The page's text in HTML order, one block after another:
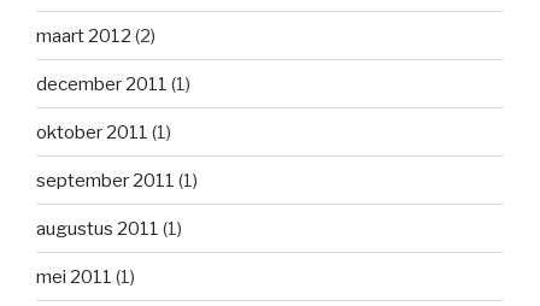
maart 2012 (2)
december 2011 (1)
oktober 2011 (1)
september 2011 (1)
augustus 2011 (1)
mei 2011 (1)